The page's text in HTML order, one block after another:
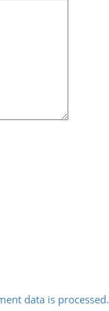
data is processed.